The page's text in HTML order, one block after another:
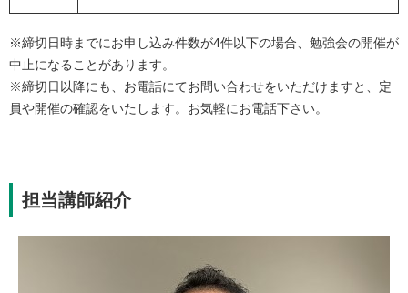
※締切日時までにお申し込み件数が4件以下の場合、勉強会の開催が
中止になることがあります。
※締切日以降にも、お電話にてお問い合わせをいただけますと、定
員や開催の確認をいたします。お気軽にお電話下さい。
担当講師紹介